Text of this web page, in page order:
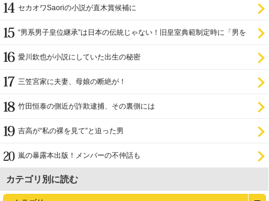
セカオワSaoriの小説が直木賞候補に
“男系男子皇位継承”は日本の伝統じゃない！旧皇室典範制定時に「男を
愛川欽也が小説にしていた出生の秘密
三笠宮家に夫妻、母娘の断絶が！
竹田恒泰の側近が詐欺逮捕、その裏側には
吉高が“私の裸を見て”と迫った男
嵐の暴露本出版！メンバーの不仲話も
カテゴリ別に読む